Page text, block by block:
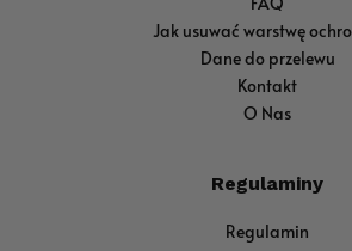
Jak usuwać warstwę
Dane do przelewu
Kontakt
O Nas
Regulaminy
Regulamin